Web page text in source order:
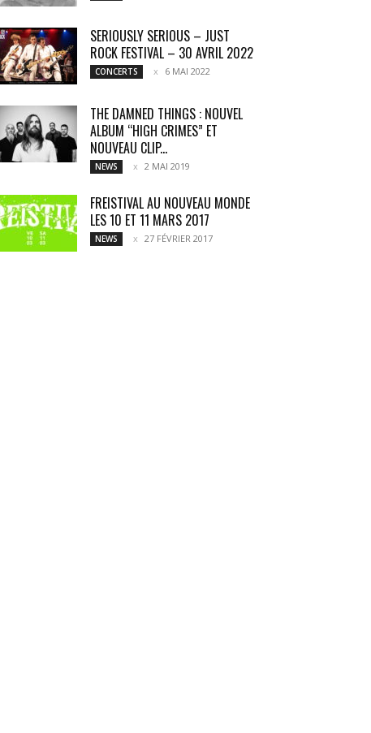
SERIOUSLY SERIOUS – JUST
ROCK FESTIVAL – 30 AVRIL 2022
CONCERTS 6 MAI 2022
THE DAMNED THINGS : NOUVEL
ALBUM “HIGH CRIMES” ET
NOUVEAU CLIP...
NEWS 2 MAI 2019
FREISTIVAL AU NOUVEAU MONDE
LES 10 ET 11 MARS 2017
NEWS 27 FÉVRIER 2017